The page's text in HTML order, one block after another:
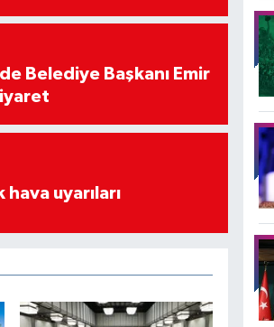
Belediye Başkanı Emir
uyarıları